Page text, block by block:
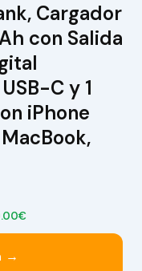
Cargador
con Salida
C y 1
iPhone
→